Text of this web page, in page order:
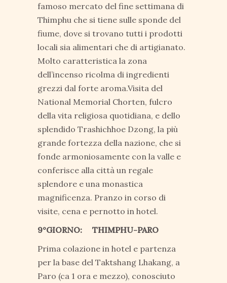
famoso mercato del fine settimana di
Thimphu che si tiene sulle sponde del
fiume, dove si trovano tutti i prodotti
locali sia alimentari che di artigianato.
Molto caratteristica la zona
dell’incenso ricolma di ingredienti
grezzi dal forte aroma.Visita del
National Memorial Chorten, fulcro
della vita religiosa quotidiana, e dello
splendido Trashichhoe Dzong, la più
grande fortezza della nazione, che si
fonde armoniosamente con la valle e
conferisce alla città un regale
splendore e una monastica
magnificenza. Pranzo in corso di
visite, cena e pernotto in hotel.
9°GIORNO: THIMPHU-PARO
Prima colazione in hotel e partenza
per la base del Taktshang Lhakang, a
Paro (ca 1 ora e mezzo), conosciuto